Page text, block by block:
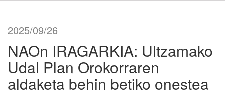
2025/09/26
NAOn IRAGARKIA: Ultzamako
Udal Plan Orokorraren
aldaketa behin betiko onestea